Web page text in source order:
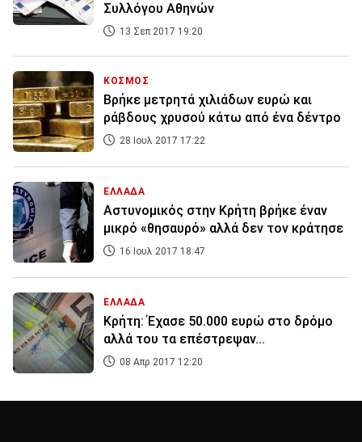
Συλλόγου Αθηνών
13 Σεπ 2017 19:20
ΚΟΣΜΟΣ
Βρήκε μετρητά χιλιάδων ευρώ και
ράβδους χρυσού κάτω από ένα δέντρο
28 Ιουλ 2017 17:22
ΕΛΛΑΔΑ
Αστυνομικός στην Κρήτη βρήκε έναν
μικρό «θησαυρό» αλλά δεν τον κράτησε
16 Ιουλ 2017 18:47
ΕΛΛΑΔΑ
Κρήτη: Έχασε 50.000 ευρώ στο δρόμο
αλλά του τα επέστρεψαν...
08 Απρ 2017 12:20